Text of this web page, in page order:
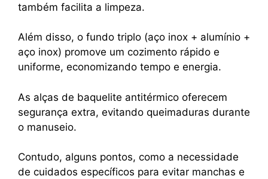
também facilita a limpeza.
Além disso, o fundo triplo (aço inox + alumínio +
aço inox) promove um cozimento rápido e
uniforme, economizando tempo e energia.
As alças de baquelite antitérmico oferecem
segurança extra, evitando queimaduras durante
o manuseio.
Contudo, alguns pontos, como a necessidade
de cuidados específicos para evitar manchas e